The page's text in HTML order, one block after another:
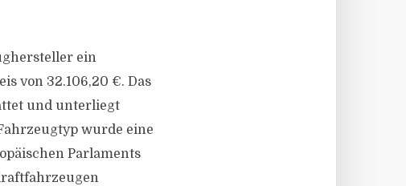
ein
von 32.106,20 €. Das
und unterliegt
wurde eine
Parlaments